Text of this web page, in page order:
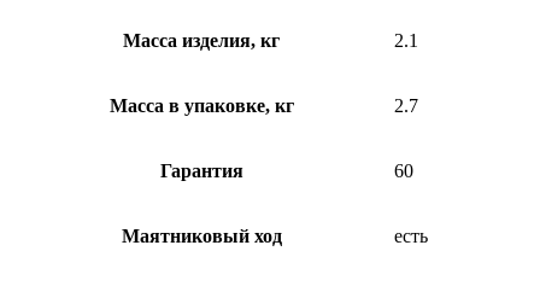
Масса изделия, кг 2.1
Масса в упаковке, кг 2.7
Гарантия 60
Маятниковый ход есть